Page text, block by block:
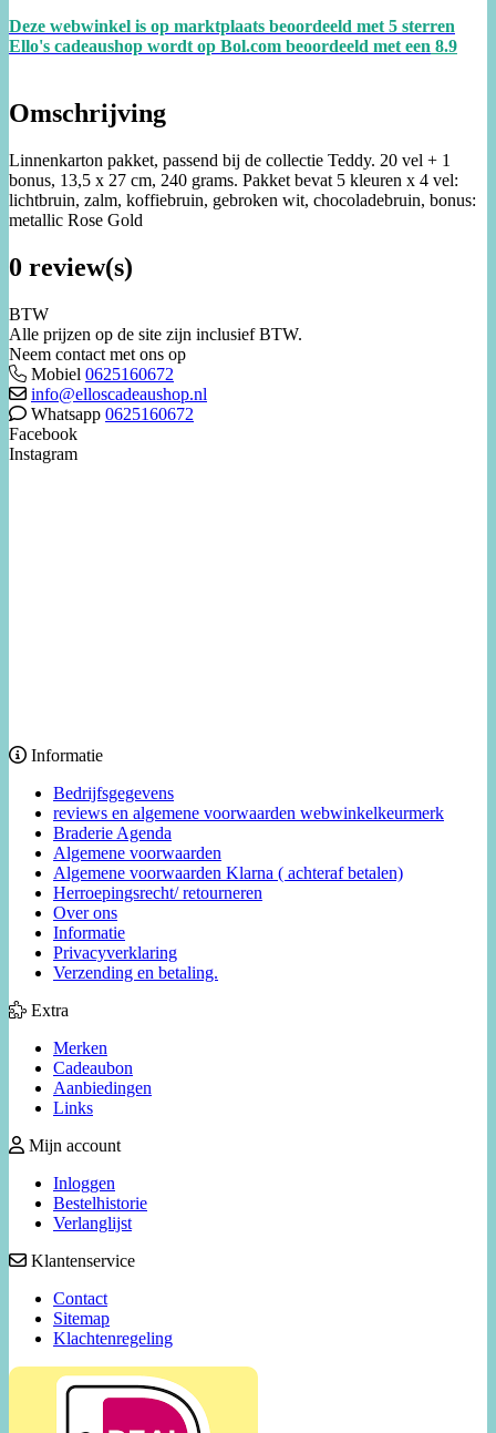
Deze webwinkel is op marktplaats beoordeeld met 5 sterren
Ello's cadeaushop wordt op Bol.com beoordeeld met een 8.9
Omschrijving
Linnenkarton pakket, passend bij de collectie Teddy. 20 vel + 1
bonus, 13,5 x 27 cm, 240 grams. Pakket bevat 5 kleuren x 4 vel:
lichtbruin, zalm, koffiebruin, gebroken wit, chocoladebruin, bonus:
metallic Rose Gold
0 review(s)
BTW
Alle prijzen op de site zijn inclusief BTW.
Neem contact met ons op
Mobiel 0625160672
info@elloscadeaushop.nl
Whatsapp 0625160672
Facebook
Instagram
Informatie
Bedrijfsgegevens
reviews en algemene voorwaarden webwinkelkeurmerk
Braderie Agenda
Algemene voorwaarden
Algemene voorwaarden Klarna ( achteraf betalen)
Herroepingsrecht/ retourneren
Over ons
Informatie
Privacyverklaring
Verzending en betaling.
Extra
Merken
Cadeaubon
Aanbiedingen
Links
Mijn account
Inloggen
Bestelhistorie
Verlanglijst
Klantenservice
Contact
Sitemap
Klachtenregeling